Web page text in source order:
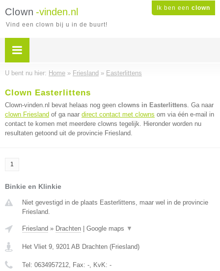
Ik ben een clown
Clown -vinden.nl
Vind een clown bij u in de buurt!
U bent nu hier: Home » Friesland » Easterlittens
Clown Easterlittens
Clown-vinden.nl bevat helaas nog geen clowns in Easterlittens. Ga naar
clown Friesland of ga naar direct contact met clowns om via één e-mail in
contact te komen met meerdere clowns tegelijk. Hieronder worden nu
resultaten getoond uit de provincie Friesland.
1
Binkie en Klinkie
Niet gevestigd in de plaats Easterlittens, maar wel in de provincie
Friesland.
Friesland » Drachten Google maps ▼
Het Vliet 9, 9201 AB Drachten (Friesland)
Tel: 0634957212, Fax: -, KvK: -